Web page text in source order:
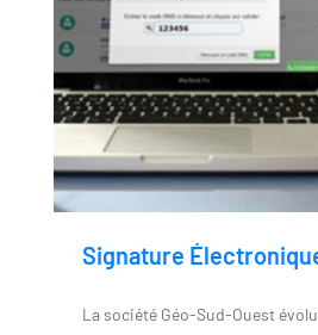
Signature
La société Géo-Sud-Ouest